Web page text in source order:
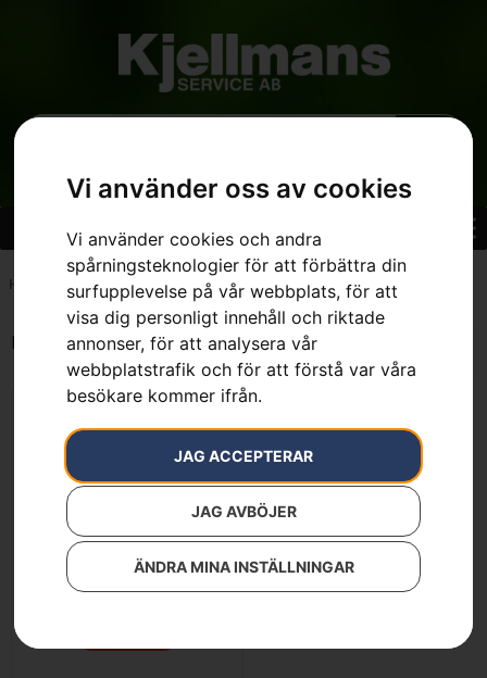
Vi använder oss av cookies
Vi använder cookies och andra
spårningsteknologier för att förbättra din
surfupplevelse på vår webbplats, för att
visa dig personligt innehåll och riktade
annonser, för att analysera vår
webbplatstrafik och för att förstå var våra
besökare kommer ifrån.
JAG ACCEPTERAR
JAG AVBÖJER
ÄNDRA MINA INSTÄLLNINGAR
Hem 7393089380105
Endast ett sökresultat
Inverter VI600F
2 790kr